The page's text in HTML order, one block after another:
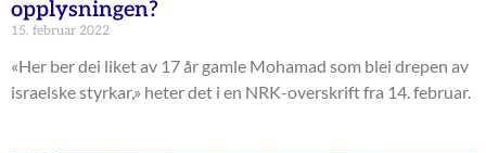
opplysningen?
15. februar 2022
«Her ber dei liket av 17 år gamle Mohamad som blei drepen av
israelske styrkar,» heter det i en NRK-overskrift fra 14. februar.